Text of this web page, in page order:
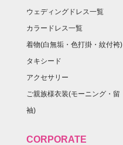
ウェディングドレス一覧
カラードレス一覧
着物(白無垢・色打掛・紋付袴)
タキシード
アクセサリー
ご親族様衣装(モーニング・留
袖)
CORPORATE